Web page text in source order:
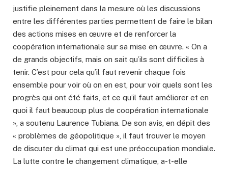
justifie pleinement dans la mesure où les discussions
entre les différentes parties permettent de faire le bilan
des actions mises en œuvre et de renforcer la
coopération internationale sur sa mise en œuvre. « On a
de grands objectifs, mais on sait qu’ils sont difficiles à
tenir. C’est pour cela qu’il faut revenir chaque fois
ensemble pour voir où on en est, pour voir quels sont les
progrès qui ont été faits, et ce qu’il faut améliorer et en
quoi il faut beaucoup plus de coopération internationale
», a soutenu Laurence Tubiana. De son avis, en dépit des
« problèmes de géopolitique », il faut trouver le moyen
de discuter du climat qui est une préoccupation mondiale.
La lutte contre le changement climatique, a-t-elle